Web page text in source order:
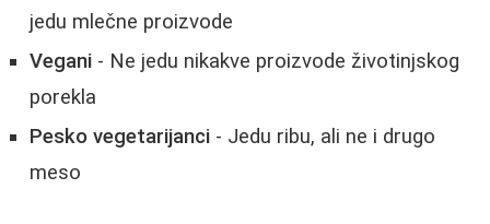
jedu mlečne proizvode
Vegani - Ne jedu nikakve proizvode životinjskog
porekla
Pesko vegetarijanci - Jedu ribu, ali ne i drugo
meso